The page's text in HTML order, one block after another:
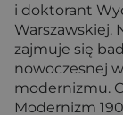
i doktorant
Warszawskiej.
zajmuje się
nowoczesnej
modernizmu.
Modernizm